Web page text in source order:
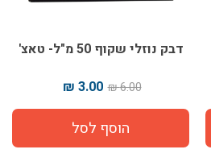
דבק נוזלי שקוף 50 מ"ל- טאצ'
6.00 ₪
3.00 ₪